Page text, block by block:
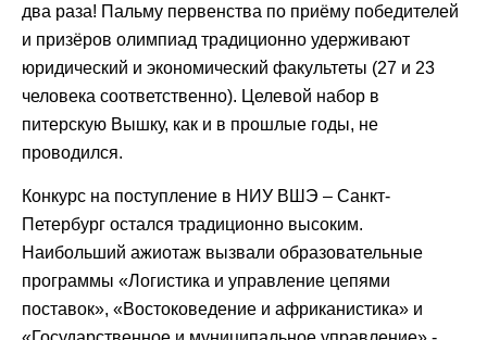
два раза! Пальму первенства по приёму победителей
и призёров олимпиад традиционно удерживают
юридический и экономический факультеты (27 и 23
человека соответственно). Целевой набор в
питерскую Вышку, как и в прошлые годы, не
проводился.
Конкурс на поступление в НИУ ВШЭ – Санкт-
Петербург остался традиционно высоким.
Наибольший ажиотаж вызвали образовательные
программы «Логистика и управление цепями
поставок», «Востоковедение и африканистика» и